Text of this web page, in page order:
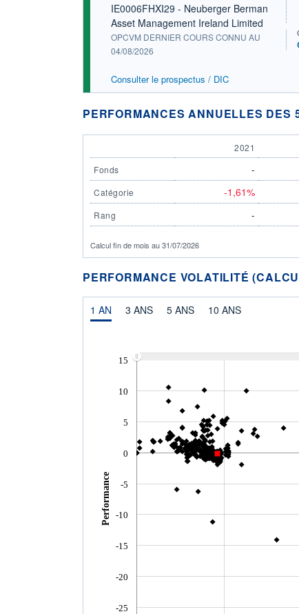
IE0006FHXI29 - Neuberger Berman
Asset Management Ireland Limited
OPCVM DERNIER COURS CONNU AU
04/08/2026
Consulter le prospectus / DIC
PERFORMANCES ANNUELLES DES
2021
Fonds
-
Catégorie -1,61%
Rang -
Calcul fin de mois au 31/07/2026
PERFORMANCE VOLATILITÉ
1 AN 3 ANS 5 ANS 10 ANS
-25
-20
-15
-10
-5
0
5
10
15
Performance